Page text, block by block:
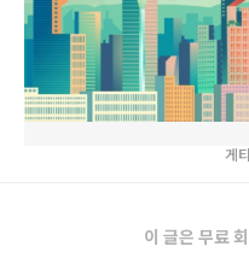
게
이 글은 무료